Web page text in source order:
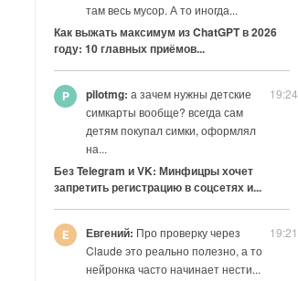
там весь мусор. А то иногда...
Как выжать максимум из ChatGPT в 2026
году: 10 главных приёмов...
19:24
pilotmg: а зачем нужны детские
симкарты вообще? всегда сам
детям покупал симки, оформлял
на...
Без Telegram и VK: Минфицры хочет
запретить регистрацию в соцсетях и...
19:21
Евгений: Про проверку через
Claude это реально полезно, а то
нейронка часто начинает нести...